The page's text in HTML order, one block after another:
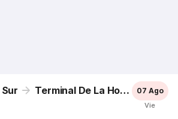
Terminal De La Hormiga 07 Ago
Vie